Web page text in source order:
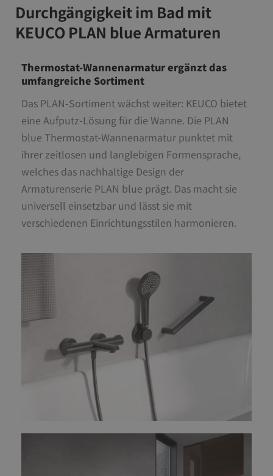
Durchgängigkeit im Bad mit
KEUCO PLAN blue Armaturen
Thermostat-Wannenarmatur ergänzt das
umfangreiche Sortiment
Das PLAN-Sortiment wächst weiter: KEUCO bietet
eine Aufputz-Lösung für die Wanne. Die PLAN
blue Thermostat-Wannenarmatur punktet mit
ihrer zeitlosen und langlebigen Formensprache,
welches das nachhaltige Design der
Armaturenserie PLAN blue prägt. Das macht sie
universell einsetzbar und lässt sie mit
verschiedenen Einrichtungsstilen harmonieren.